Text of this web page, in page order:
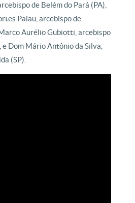
de Belém do Pará (PA),
Palau, arcebispo de
Aurélio Gubiotti, arcebispo
e Dom Mário Antônio da Silva,
(SP).